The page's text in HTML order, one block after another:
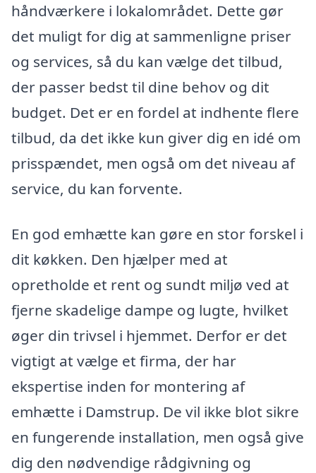
håndværkere i lokalområdet. Dette gør
det muligt for dig at sammenligne priser
og services, så du kan vælge det tilbud,
der passer bedst til dine behov og dit
budget. Det er en fordel at indhente flere
tilbud, da det ikke kun giver dig en idé om
prisspændet, men også om det niveau af
service, du kan forvente.
En god emhætte kan gøre en stor forskel i
dit køkken. Den hjælper med at
opretholde et rent og sundt miljø ved at
fjerne skadelige dampe og lugte, hvilket
øger din trivsel i hjemmet. Derfor er det
vigtigt at vælge et firma, der har
ekspertise inden for montering af
emhætte i Damstrup. De vil ikke blot sikre
en fungerende installation, men også give
dig den nødvendige rådgivning og